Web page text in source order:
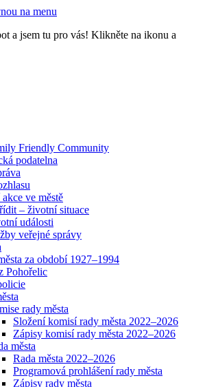
na menu
a jsem tu pro vás! Klikněte na ikonu a
Friendly Community
podatelna
ve městě
– životní situace
události
veřejné správy
za období 1927–1994
Pohořelic
rady města
Složení komisí rady města 2022–2026
Zápisy komisí rady města 2022–2026
města
Rada města 2022–2026
Programová prohlášení rady města
Zápisy rady města